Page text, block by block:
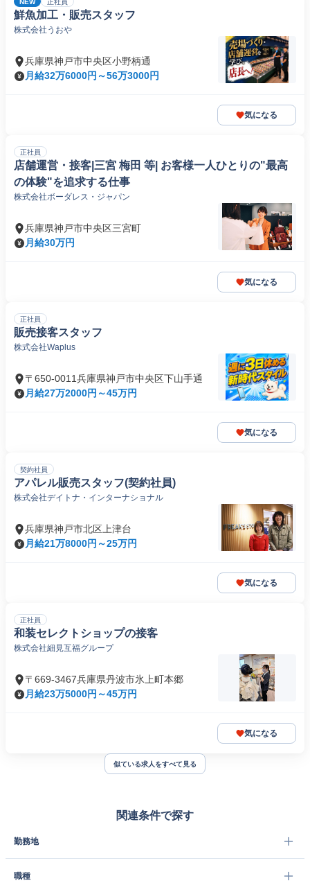
正社員
鮮魚加工・販売スタッフ
株式会社うおや
兵庫県神戸市中央区小野柄通
月給32万6000円～56万3000円
気になる
正社員
店舗運営・接客|三宮 梅田 等| お客様一人ひとりの"最高
の体験"を追求する仕事
株式会社ボーダレス・ジャパン
兵庫県神戸市中央区三宮町
月給30万円
気になる
正社員
販売接客スタッフ
株式会社Waplus
〒650-0011兵庫県神戸市中央区下山手通
月給27万2000円～45万円
気になる
契約社員
アパレル販売スタッフ(契約社員)
株式会社デイトナ・インターナショナル
兵庫県神戸市北区上津台
月給21万8000円～25万円
気になる
正社員
和装セレクトショップの接客
株式会社細見互福グループ
〒669-3467兵庫県丹波市氷上町本郷
月給23万5000円～45万円
気になる
似ている求人をすべて見る
関連条件で探す
勤務地
職種